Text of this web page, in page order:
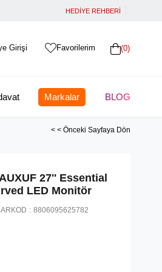
HEDİYE REHBERİ
0
Favorilerim
Girişi
Markalar BLOG
< < Önceki Sayfaya Dön
27'' Essential
LED Monitör
: 8806095625782